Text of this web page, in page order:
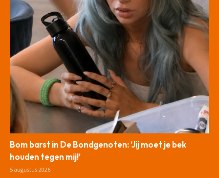
Bom barst in De Bondgenoten: ‘Jij moet je bek
houden tegen mij!’
5 augustus 2026